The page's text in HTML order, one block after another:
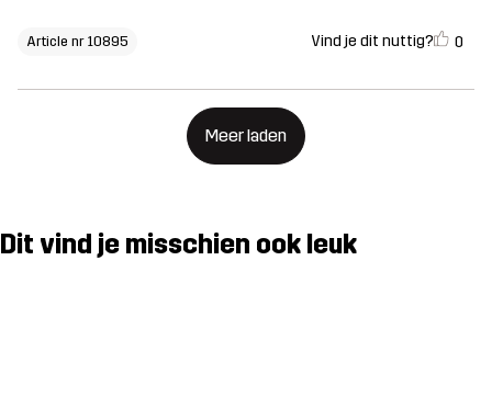
Article nr 10895 Vind je dit nuttig? 0
Meer laden
Dit vind je misschien ook leuk